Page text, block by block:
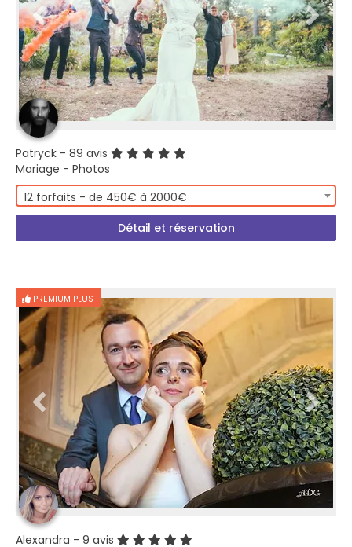
Patryck - 89 avis
Mariage - Photos
12 forfaits - de 450€ à 2000€
Détail et réservation
PREMIUM PLUS
Alexandra - 9 avis